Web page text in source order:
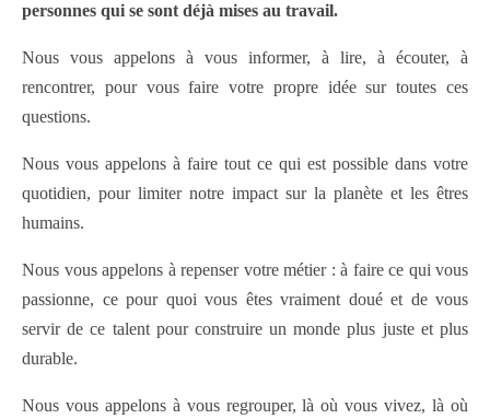
personnes qui se sont déjà mises au travail.
Nous vous appelons à vous informer, à lire, à écouter, à
rencontrer, pour vous faire votre propre idée sur toutes ces
questions.
Nous vous appelons à faire tout ce qui est possible dans votre
quotidien, pour limiter notre impact sur la planète et les êtres
humains.
Nous vous appelons à repenser votre métier : à faire ce qui vous
passionne, ce pour quoi vous êtes vraiment doué et de vous
servir de ce talent pour construire un monde plus juste et plus
durable.
Nous vous appelons à vous regrouper, là où vous vivez, là où